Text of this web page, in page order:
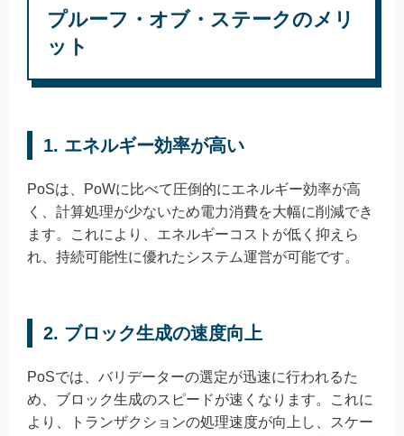
プルーフ・オブ・ステークのメリ
ット
1. エネルギー効率が高い
PoSは、PoWに比べて圧倒的にエネルギー効率が高
く、計算処理が少ないため電力消費を大幅に削減でき
ます。これにより、エネルギーコストが低く抑えら
れ、持続可能性に優れたシステム運営が可能です。
2. ブロック生成の速度向上
PoSでは、バリデーターの選定が迅速に行われるた
め、ブロック生成のスピードが速くなります。これに
より、トランザクションの処理速度が向上し、スケー